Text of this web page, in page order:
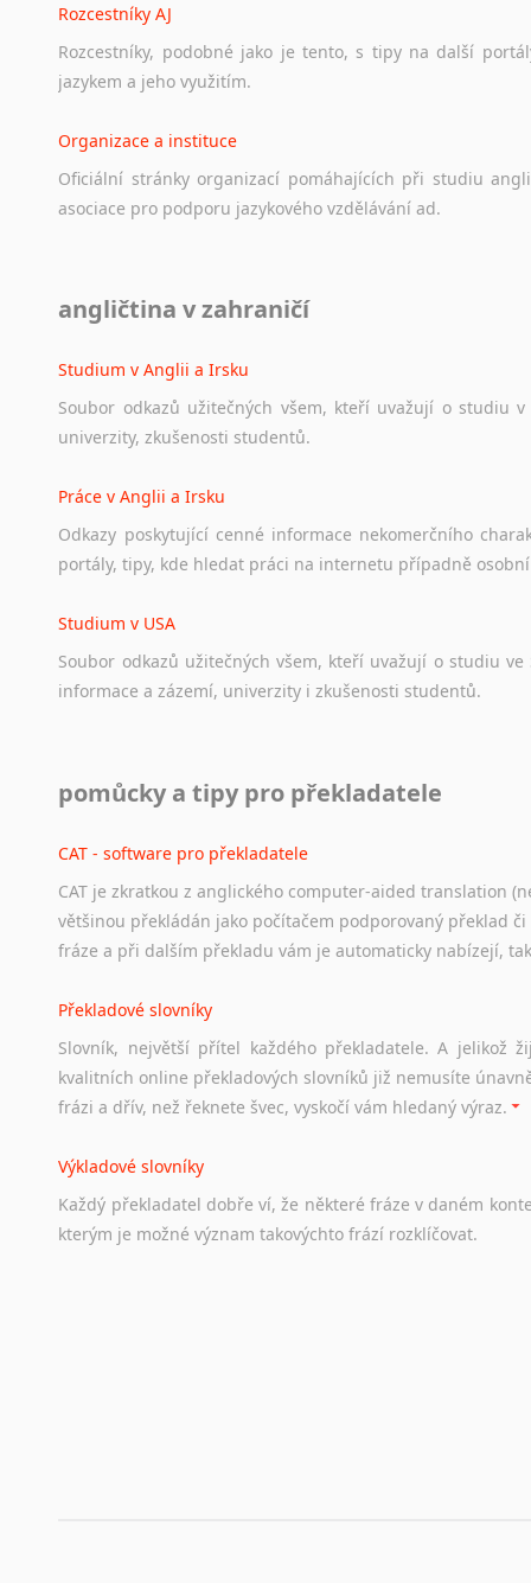
Rozcestníky AJ
Rozcestníky, podobné jako je tento, s tipy na další
jazykem a jeho využitím.
Organizace a instituce
Oficiální stránky organizací pomáhajících při studiu
asociace pro podporu jazykového vzdělávání ad.
Ať už se jedná o česká diskusní
angličtina v zahraničí
Studium v Anglii a Irsku
Soubor odkazů užitečných všem, kteří uvažují o studiu v
univerzity, zkušenosti studentů.
Práce v Anglii a Irsku
Odkazy poskytující cenné informace nekomerčního
portály, tipy, kde hledat práci na internetu případně osobní
Studium v USA
Soubor odkazů užitečných všem, kteří uvažují o studiu ve
informace a zázemí, univerzity i zkušenosti studentů.
Odkazy poskytující cenné informace nekomerčního
Studium v Austrálii
Soubor odkazů užitečných všem, kteří uvažují o studiu v
a zázemí, australské univerzity a samozřejmě i osobní
Práce v Austrálii
Odkazy poskytující cenné informace nekomerčního
hledat práci na internetu případně osobní zkušenosti
Hledáte-li
práci
stejná obecná pravidla, jako pro český životopis. Tak dost
pomůcky a tipy pro překladatele
CAT - software pro překladatele
CAT je zkratkou z anglického computer-aided translation
většinou překládán jako počítačem podporovaný překlad
fráze a při dalším překladu vám je automaticky nabízejí,
Překladové slovníky
Slovník, největší přítel každého překladatele. A jelikož
kvalitních online překladových slovníků již nemusíte
frázi a dřív, než řeknete švec, vyskočí vám hledaný výraz.
Výkladové slovníky
Každý překladatel dobře ví, že některé fráze v daném
kterým je možné význam takovýchto frází rozklíčovat.